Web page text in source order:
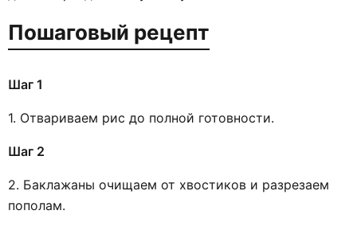
Пошаговый рецепт
Шаг 1
1. Отвариваем рис до полной готовности.
Шаг 2
2. Баклажаны очищаем от хвостиков и разрезаем
пополам.